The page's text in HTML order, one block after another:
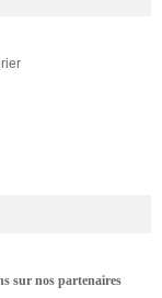
sur nos partenaires